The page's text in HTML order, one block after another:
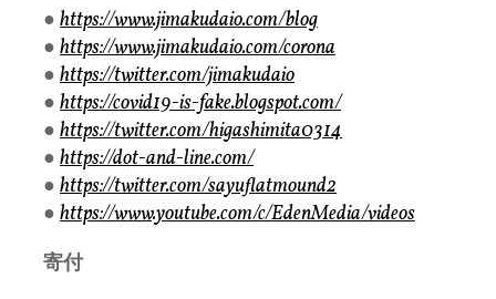
● https://www.jimakudaio.com/blog
● https://www.jimakudaio.com/corona
● https://twitter.com/jimakudaio
● https://covid19-is-fake.blogspot.com/
● https://twitter.com/higashimita0314
● https://dot-and-line.com/
● https://twitter.com/sayuflatmound2
● https://www.youtube.com/c/EdenMedia/videos
寄付